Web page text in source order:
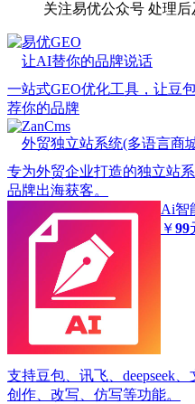
关注易优公众号 处理后
易优GEO
让AI替你的品牌说话
一站式GEO优化工具，让豆
荐你的品牌
ZanCms
外贸独立站系统(多语言商
专为外贸企业打造的独立站
品牌出海获客。
Ai智
￥99
支持豆包、讯飞、deepseek
创作、改写、仿写等功能。